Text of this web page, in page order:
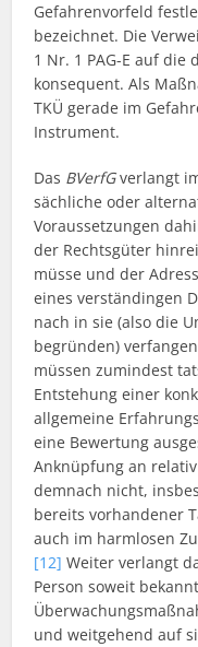
Gefahrenvorfeld
bezeichnet. Die
1 Nr. 1 PAG-E auf
konsequent. Als
TKÜ gerade im
Instrument.
Das BVerfGverlangt
sächliche oder
Voraussetzungen
der Rechtsgüter
müsse und der
eines verständingen
nach in sie (also die
begründen)
müssen zumindest
Entstehung einer
allgemeine
eine Bewertung
Anknüpfung an
demnach nicht,
bereits vorhandener
auch im harmlosen
[12] Weiter verlangt
Person soweit
und weitgehend auf